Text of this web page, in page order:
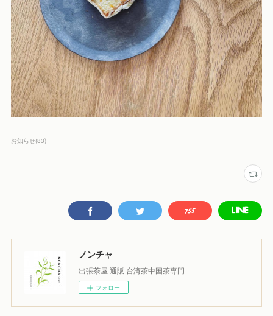
お知らせ(83)
ノンチャ
出張茶屋 通販 台湾茶中国茶専門
フォロー